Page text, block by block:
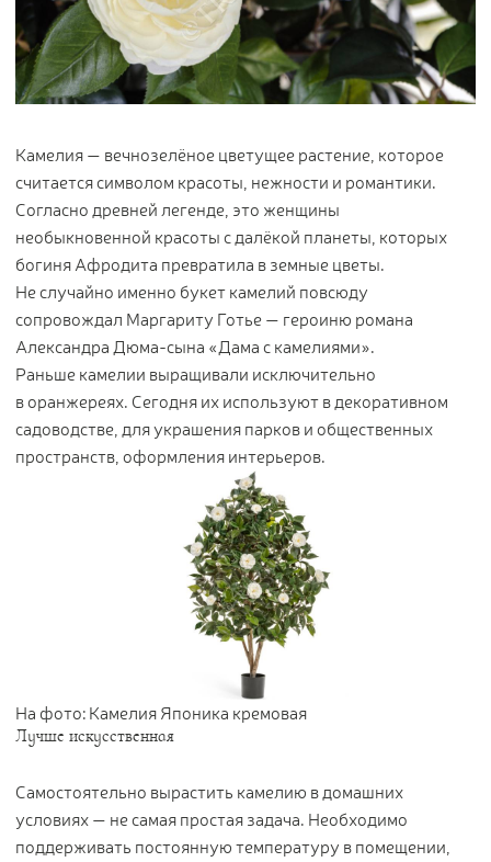
Кашпо 256
Дизайнерские композиции 17
Цветы 123
Готовые решения от Treez
Алфавитный указатель
Прайс-листы и каталоги
Идеи
СМИ о нас
Камелия — вечнозелёное цветущее растение, которое
считается символом красоты, нежности и романтики.
Cогласно древней легенде, это женщины
необыкновенной красоты с далёкой планеты, которых
богиня Афродита превратила в земные цветы.
Не случайно именно букет камелий повсюду
сопровождал Маргариту Готье — героиню романа
Александра Дюма-сына «Дама с камелиями».
Раньше камелии выращивали исключительно
в оранжереях. Сегодня их используют в декоративном
садоводстве, для украшения парков и общественных
пространств, оформления интерьеров.
На фото: Камелия Японика кремовая
Лучше искусственная
Самостоятельно вырастить камелию в домашних
условиях — не самая простая задача. Необходимо
поддерживать постоянную температуру в помещении,